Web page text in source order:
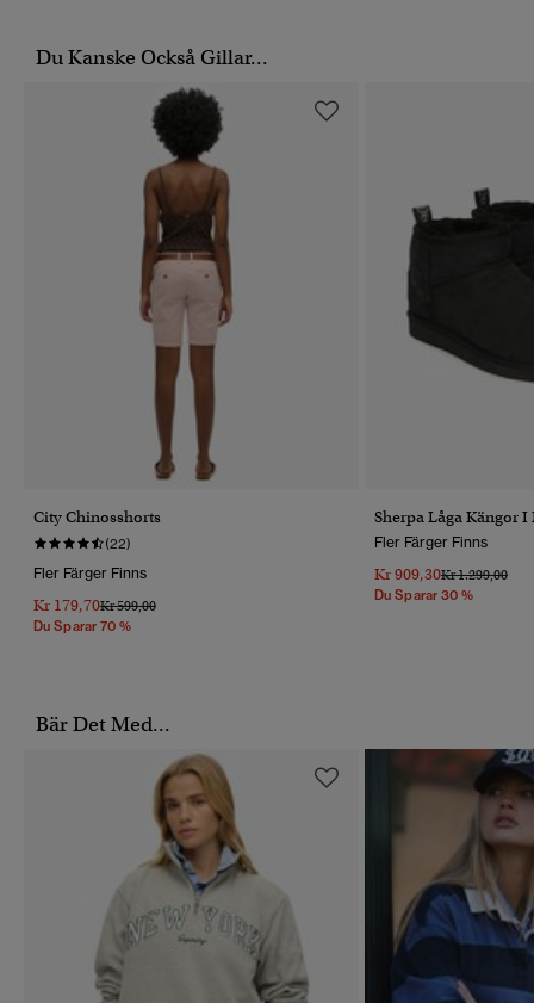
Du Kanske Också Gillar...
City Chinosshorts
(22)
Fler Färger Finns
Kr 179,70Pris Reducerat Från
Kr 599,00Till
Du Sparar 70 %
Sherpa Låga Kängor
Fler Färger Finns
Kr 909,30Pris Reducerat
Kr 1.299,00Till
Du Sparar 30 %
Bär Det Med...